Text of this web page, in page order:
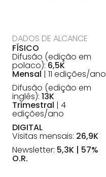
DADOS DE ALCANCE
FÍSICO
Difusão (edição em
polaco):6,5K
Mensal| 11 edições/ano
Difusão (edição em
inglês): 13K
Trimestral | 4
edições/ano
DIGITAL
Visitas mensais: 26,9K
Newsletter: 5,3K | 57%
O.R.